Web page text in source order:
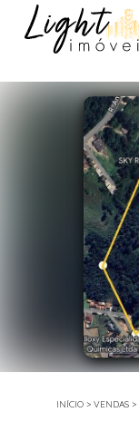
INÍCIO > VENDAS >